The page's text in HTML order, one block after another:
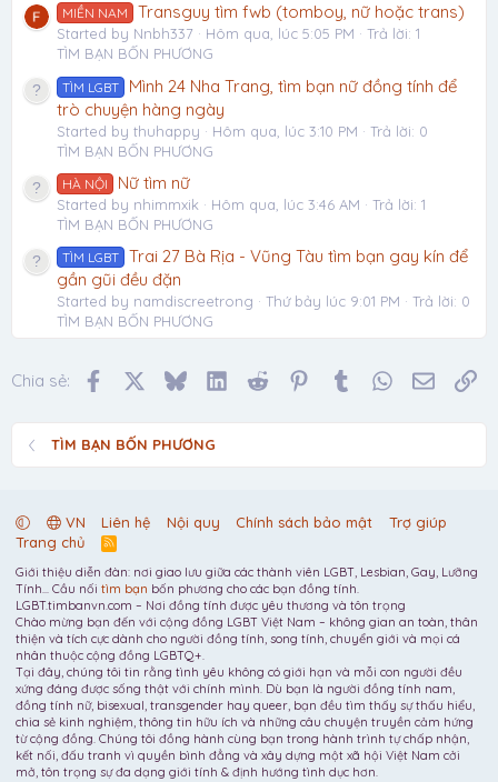
MIỀN NAM Transguy tìm fwb (tomboy, nữ hoặc trans)
Started by Nnbh337 Hôm qua, lúc 5:05 PM
Trả lời: 1
TÌM BẠN BỐN PHƯƠNG
TÌM LGBT
Mình 24 Nha Trang, tìm bạn nữ đồng tính để
trò chuyện hàng ngày
Started by thuhappy Hôm qua, lúc 3:10 PM
Trả lời: 0
TÌM BẠN BỐN PHƯƠNG
HÀ NỘI Nữ tìm nữ
Started by nhimmxik Hôm qua, lúc 3:46 AM
Trả lời: 1
TÌM BẠN BỐN PHƯƠNG
TÌM LGBT
Trai 27 Bà Rịa - Vũng Tàu tìm bạn gay kín để
gần gũi đều đặn
Started by namdiscreetrong Thứ bảy lúc 9:01 PM
Trả lời: 0
TÌM BẠN BỐN PHƯƠNG
Chia sẻ: FacebookBlueskyLinkedInReddit PinterestTumblrWhatsApp
Email
TÌM BẠN BỐN PHƯƠNG
VN Liên hệ Nội quy Chính sách bảo mật
Trợ giúp
Trang chủ
R
S
Giới thiệu diễn đàn: nơi giao lưu giữa các thành viên LGBT, Lesbian, Gay, Lưỡng
Tính... Cầu nối tìm bạn bốn phương cho các bạn đồng tính.
LGBT.timbanvn.com – Nơi đồng tính được yêu thương và tôn trọng
Chào mừng bạn đến với cộng đồng LGBT Việt Nam – không gian an toàn, thân
thiện và tích cực dành cho người đồng tính, song tính, chuyển giới và mọi cá
nhân thuộc cộng đồng LGBTQ+.
Tại đây, chúng tôi tin rằng tình yêu không có giới hạn và mỗi con người đều
xứng đáng được sống thật với chính mình. Dù bạn là người đồng tính nam,
đồng tính nữ, bisexual, transgender hay queer, bạn đều tìm thấy sự thấu hiểu,
chia sẻ kinh nghiệm, thông tin hữu ích và những câu chuyện truyền cảm hứng
từ cộng đồng. Chúng tôi đồng hành cùng bạn trong hành trình tự chấp nhận,
kết nối, đấu tranh vì quyền bình đẳng và xây dựng một xã hội Việt Nam cởi
mở, tôn trọng sự đa dạng giới tính & định hướng tình dục hơn.